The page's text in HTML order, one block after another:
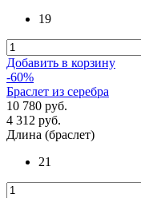
19
Добавить в корзину
-60%
Браслет из серебра
10 780 руб.
4 312 руб.
Длина (браслет)
21